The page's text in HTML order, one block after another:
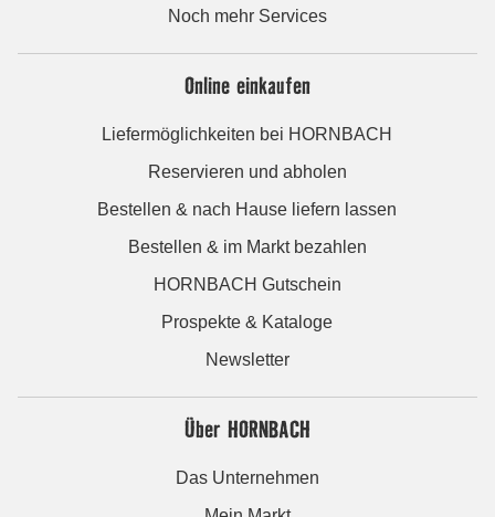
Noch mehr Services
Online einkaufen
Liefermöglichkeiten bei HORNBACH
Reservieren und abholen
Bestellen & nach Hause liefern lassen
Bestellen & im Markt bezahlen
HORNBACH Gutschein
Prospekte & Kataloge
Newsletter
Über HORNBACH
Das Unternehmen